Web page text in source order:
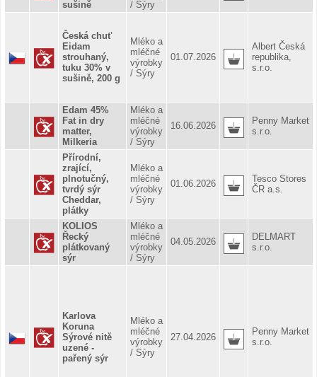
sušině
/ Sýry
Česká chuť
Eidam
strouhaný,
tuku 30% v
sušině, 200 g
Mléko a
mléčné
výrobky
/ Sýry
01.07.2026
Albert Česká
republika,
s.r.o.
Edam 45%
Fat in dry
matter,
Milkeria
Mléko a
mléčné
výrobky
/ Sýry
16.06.2026
Penny Market
s.r.o.
Přírodní,
zrající,
plnotučný,
tvrdý sýr
Cheddar,
plátky
Mléko a
mléčné
výrobky
/ Sýry
01.06.2026
Tesco Stores
ČR a.s.
KOLIOS
Řecký
plátkovaný
sýr
Mléko a
mléčné
výrobky
/ Sýry
04.05.2026
DELMART
s.r.o.
Karlova
Koruna
Sýrové nitě
uzené -
pařený sýr
Mléko a
mléčné
výrobky
/ Sýry
27.04.2026
Penny Market
s.r.o.